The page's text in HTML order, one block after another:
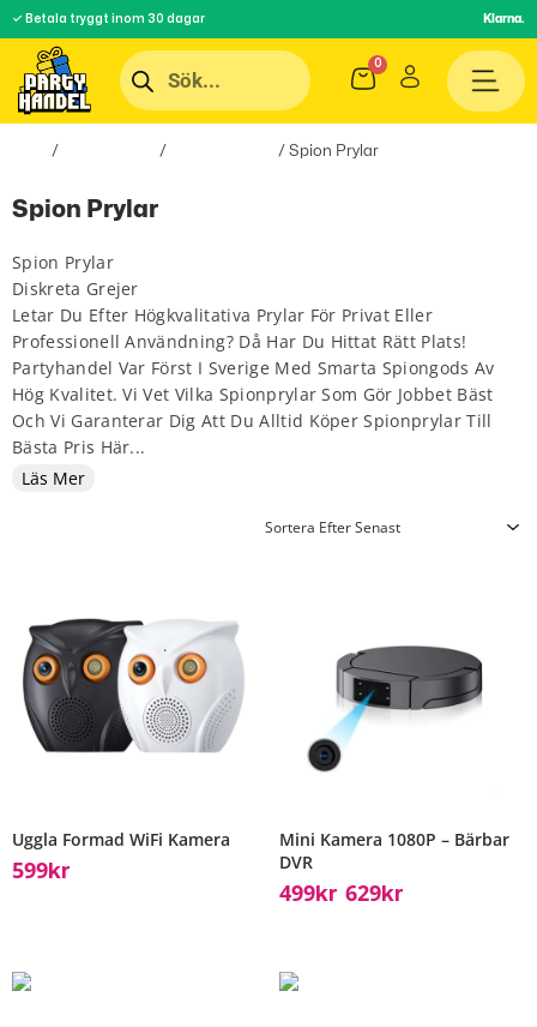
✓ Betala tryggt inom 30 dagar Klarna.
/ / / Spion Prylar
Spion Prylar
Spion Prylar
Diskreta Grejer
Letar Du Efter Högkvalitativa Prylar För Privat Eller
Professionell Användning? Då Har Du Hittat Rätt Plats!
Partyhandel Var Först I Sverige Med Smarta Spiongods Av
Hög Kvalitet. Vi Vet Vilka Spionprylar Som Gör Jobbet Bäst
Och Vi Garanterar Dig Att Du Alltid Köper Spionprylar Till
Bästa Pris Här...
Läs Mer
Uggla Formad WiFi Kamera
599Kr
Mini Kamera 1080P – Bärbar
DVR
499Kr 629Kr